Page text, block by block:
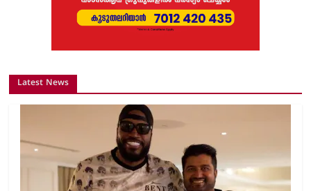
Latest News